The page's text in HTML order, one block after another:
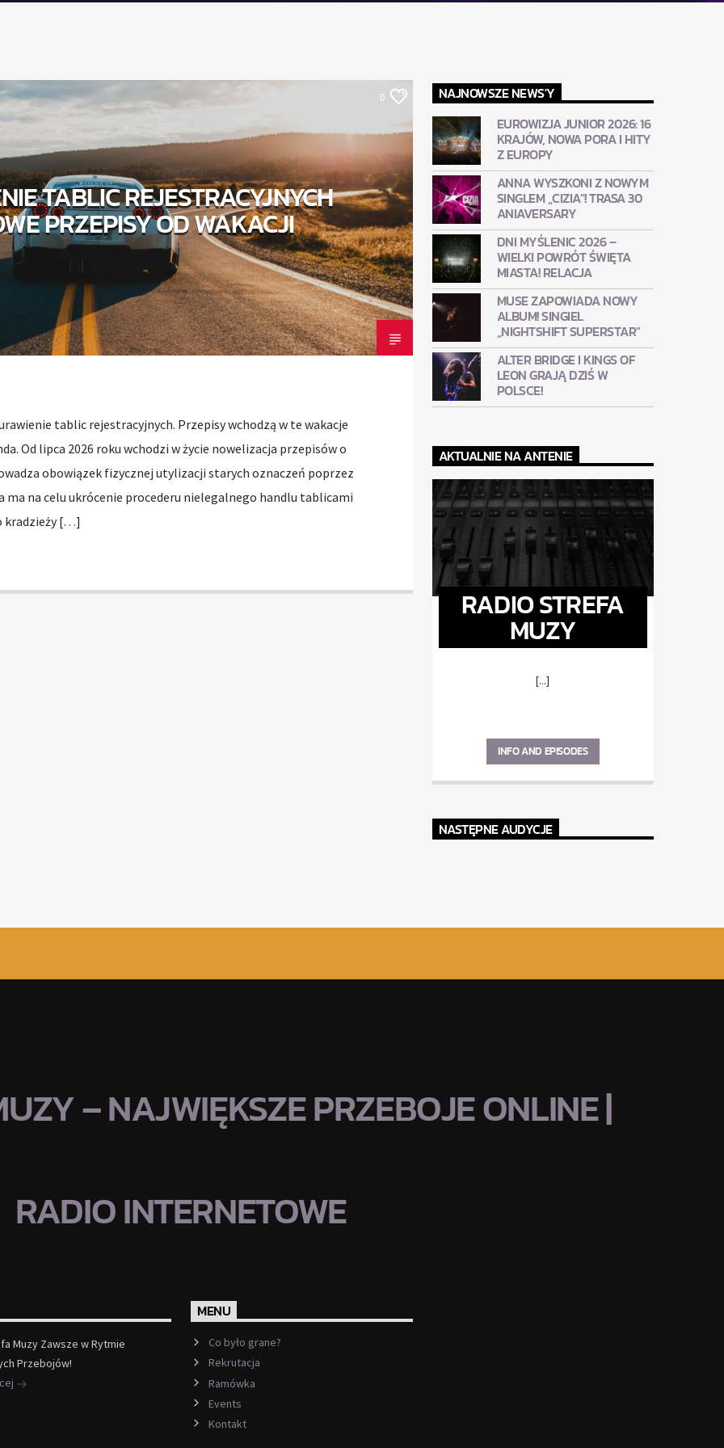
0
TABLIC REJESTRACYJNYCH
PRZEPISY OD WAKACJI
tablic rejestracyjnych. Przepisy wchodzą w te wakacje
Od lipca 2026 roku wchodzi w życie nowelizacja przepisów o
obowiązek fizycznej utylizacji starych oznaczeń poprzez
ma na celu ukrócenie procederu nielegalnego handlu tablicami
kradzieży […]
NAJNOWSZE NEWS'Y
EUROWIZJA JUNIOR 2026: 16
KRAJÓW, NOWA PORA I HITY
Z EUROPY
ANNA WYSZKONI Z NOWYM
SINGLEM „CIZIA”! TRASA 30
ANIAVERSARY
DNI MYŚLENIC 2026 –
WIELKI POWRÓT ŚWIĘTA
MIASTA! RELACJA
MUSE ZAPOWIADA NOWY
ALBUM! SINGIEL
„NIGHTSHIFT SUPERSTAR”
ALTER BRIDGE I KINGS OF
LEON GRAJĄ DZIŚ W
POLSCE!
AKTUALNIE NA ANTENIE
RADIO STREFA
MUZY
[...]
INFO AND EPISODES
NASTĘPNE AUDYCJE
– NAJWIĘKSZE PRZEBOJE ONLINE |
RADIO INTERNETOWE
Muzy Zawsze w Rytmie
Przebojów!
MENU
Co było grane?
Rekrutacja
Ramówka
Events
Kontakt